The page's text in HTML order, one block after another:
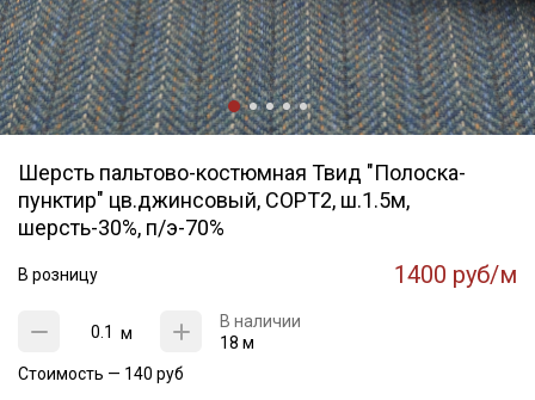
Шерсть пальтово-костюмная Твид "Полоска-
пунктир" цв.джинсовый, СОРТ2, ш.1.5м,
шерсть-30%, п/э-70%
В розницу 1400 руб/м
м
В наличии
18 м
Стоимость — 140 руб